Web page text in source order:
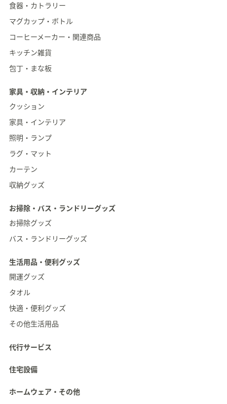
食器・カトラリー
マグカップ・ボトル
コーヒーメーカー・関連商品
キッチン雑貨
包丁・まな板
家具・収納・インテリア
クッション
家具・インテリア
照明・ランプ
ラグ・マット
カーテン
収納グッズ
お掃除・バス・ランドリーグッズ
お掃除グッズ
バス・ランドリーグッズ
生活用品・便利グッズ
開運グッズ
タオル
快適・便利グッズ
その他生活用品
代行サービス
住宅設備
ホームウェア・その他